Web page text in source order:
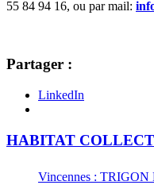
55 84 94 16, ou par mail:
Partager :
LinkedIn
HABITAT
Vincennes : TRIGON